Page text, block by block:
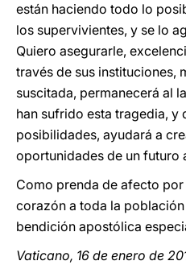
están haciendo todo lo
los supervivientes, y se lo
Quiero asegurarle,
través de sus instituciones,
suscitada, permanecerá al
han sufrido esta tragedia, y
posibilidades, ayudará a
oportunidades de un futuro
Como prenda de afecto
corazón a toda la
bendición apostólica
Vaticano, 16 de enero de